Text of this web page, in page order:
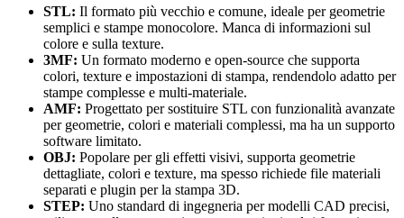
STL: Il formato più vecchio e comune, ideale per geometrie
semplici e stampe monocolore. Manca di informazioni sul
colore e sulla texture.
3MF: Un formato moderno e open-source che supporta
colori, texture e impostazioni di stampa, rendendolo adatto per
stampe complesse e multi-materiale.
AMF: Progettato per sostituire STL con funzionalità avanzate
per geometrie, colori e materiali complessi, ma ha un supporto
software limitato.
OBJ: Popolare per gli effetti visivi, supporta geometrie
dettagliate, colori e texture, ma spesso richiede file materiali
separati e plugin per la stampa 3D.
STEP: Uno standard di ingegneria per modelli CAD precisi,